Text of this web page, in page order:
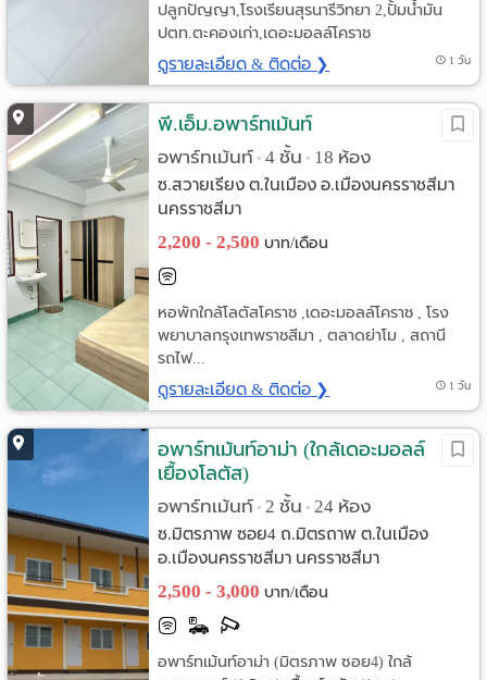
ปลูกปัญญา,โรงเรียนสุรนารีวิทยา 2,ปั้มน้ำมัน
ปตท.ตะคองเก่า,เดอะมอลล์โคราช
ดูรายละเอียด & ติดต่อ ❯ 1 วัน
พี.เอ็ม.อพาร์ทเม้นท์
อพาร์ทเม้นท์ • 4 ชั้น • 18 ห้อง
ซ.สวายเรียง ต.ในเมือง อ.เมืองนครราชสีมา
นครราชสีมา
2,200 - 2,500 บาท/เดือน
หอพักใกล้โลตัสโคราช ,เดอะมอลล์โคราช , โรง
พยาบาลกรุงเทพราชสีมา , ตลาดย่าโม , สถานี
รถไฟ...
ดูรายละเอียด & ติดต่อ ❯ 1 วัน
อพาร์ทเม้นท์อาม่า (ใกล้เดอะมอลล์
เยื้องโลตัส)
อพาร์ทเม้นท์ • 2 ชั้น • 24 ห้อง
ซ.มิตรภาพ ซอย4 ถ.มิตรถาพ ต.ในเมือง
อ.เมืองนครราชสีมา นครราชสีมา
2,500 - 3,000 บาท/เดือน
อพาร์ทเม้นท์อาม่า (มิตรภาพ ซอย4) ใกล้